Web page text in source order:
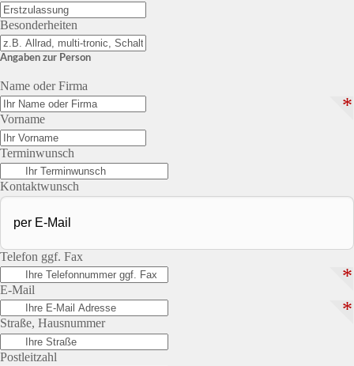
Besonderheiten
Angaben zur Person
Name oder Firma
*
Vorname
Terminwunsch
Kontaktwunsch
Telefon ggf. Fax
*
E-Mail
*
Straße, Hausnummer
Postleitzahl